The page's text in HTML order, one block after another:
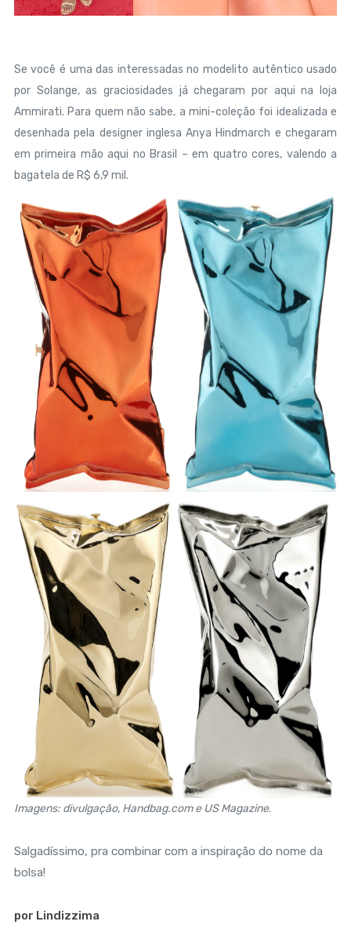
Se você é uma das interessadas no modelito autêntico usado
por Solange, as graciosidades já chegaram por aqui na loja
Ammirati. Para quem não sabe, a mini-coleção foi idealizada e
desenhada pela designer inglesa Anya Hindmarch e chegaram
em primeira mão aqui no Brasil – em quatro cores, valendo a
bagatela de R$ 6,9 mil.
Imagens: divulgação, Handbag.com e US Magazine.
Salgadíssimo, pra combinar com a inspiração do nome da
bolsa!
por Lindizzima